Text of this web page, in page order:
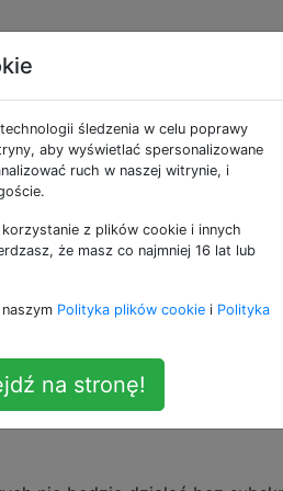
iTunes i
- dlatego bardziej
jeśli nie chcesz
z radia Apple Radio?
śledzenia w celu poprawy
aby wyświetlać spersonalizowane
ruch w naszej witrynie, i
z plików cookie i innych
że masz co najmniej 16 lat lub
Polityka plików cookie i Polityka
na stronę!